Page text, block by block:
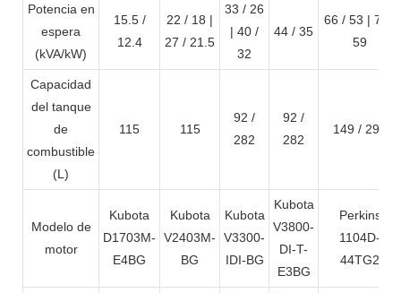
Potencia en
espera
(kVA/kW)
15.5 /
12.4
22 / 18 |
27 / 21.5
33 / 26
| 40 /
32
44 / 35
66 / 53 | 74 /
59
Capacidad
del tanque
de
combustible
(L)
115 115
92 /
282
92 /
282
149 / 298
Modelo de
motor
Kubota
D1703M-
E4BG
Kubota
V2403M-
BG
Kubota
V3300-
IDI-BG
Kubota
V3800-
DI-T-
E3BG
Perkins
1104D-
44TG2